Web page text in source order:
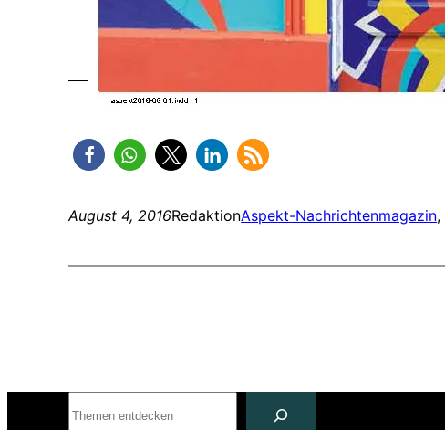
August 4, 2016RedaktionAspekt-Nachrichtenmagazin,